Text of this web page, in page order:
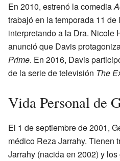
En 2010, estrenó la comedia
trabajó en la temporada 11 de
interpretando a la Dra. Nicole
anunció que Davis
Prime. En 2016, Davis
de la serie de televisión The
Vida Personal de
El 1 de septiembre de 2001,
médico Reza Jarrahy. Tienen
Jarrahy (nacida en 2002) y